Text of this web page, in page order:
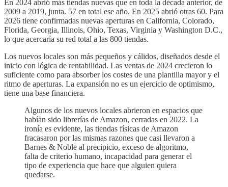
En 2024 abrió más tiendas nuevas que en toda la década anterior, de
2009 a 2019, junta. 57 en total ese año. En 2025 abrió otras 60. Para
2026 tiene confirmadas nuevas aperturas en California, Colorado,
Florida, Georgia, Illinois, Ohio, Texas, Virginia y Washington D.C.,
lo que acercaría su red total a las 800 tiendas.
Los nuevos locales son más pequeños y cálidos, diseñados desde el
inicio con lógica de rentabilidad. Las ventas de 2024 crecieron lo
suficiente como para absorber los costes de una plantilla mayor y el
ritmo de aperturas. La expansión no es un ejercicio de optimismo,
tiene una base financiera.
Algunos de los nuevos locales abrieron en espacios que
habían sido librerías de Amazon, cerradas en 2022. La
ironía es evidente, las tiendas físicas de Amazon
fracasaron por las mismas razones que casi llevaron a
Barnes & Noble al precipicio, exceso de algoritmo,
falta de criterio humano, incapacidad para generar el
tipo de experiencia que hace que alguien quiera
quedarse.